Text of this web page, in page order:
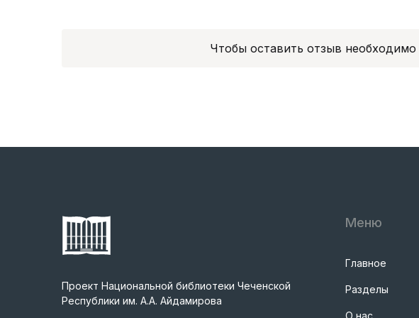
Чтобы оставить отзыв необходимо
Проект Национальной библиотеки Чеченской
Республики им. А.А. Айдамирова
Меню
Главное
Разделы
О нас